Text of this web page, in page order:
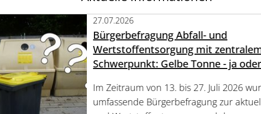
27.07.2026
Bürgerbefragung Abfall- und
Wertstoffentsorgung mit
Schwerpunkt: Gelbe Tonne - ja
Im Zeitraum von 13. bis 27. Juli 2026
umfassende Bürgerbefragung zur